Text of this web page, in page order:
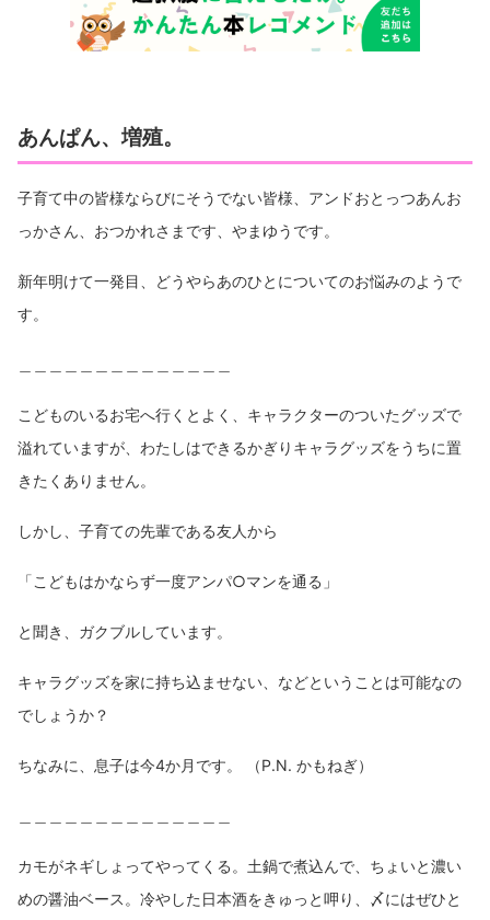
あんぱん、増殖。
子育て中の皆様ならびにそうでない皆様、アンドおとっつあんお
っかさん、おつかれさまです、やまゆうです。
新年明けて一発目、どうやらあのひとについてのお悩みのようで
す。
こどものいるお宅へ行くとよく、キャラクターのついたグッズで
溢れていますが、わたしはできるかぎりキャラグッズをうちに置
きたくありません。
しかし、子育ての先輩である友人から
「こどもはかならず一度アンパ○マンを通る」
と聞き、ガクブルしています。
キャラグッズを家に持ち込ませない、などということは可能なの
でしょうか？
ちなみに、息子は今4か月です。 （P.N. かもねぎ）
カモがネギしょってやってくる。土鍋で煮込んで、ちょいと濃い
めの醤油ベース。冷やした日本酒をきゅっと呷り、〆にはぜひと